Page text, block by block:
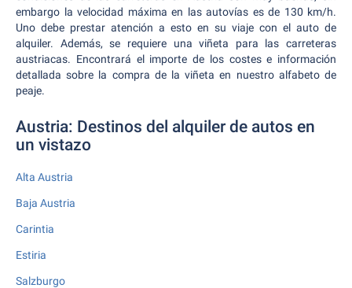
embargo la velocidad máxima en las autovías es de 130 km/h.
Uno debe prestar atención a esto en su viaje con el auto de
alquiler. Además, se requiere una viñeta para las carreteras
austriacas. Encontrará el importe de los costes e información
detallada sobre la compra de la viñeta en nuestro alfabeto de
peaje.
Austria: Destinos del alquiler de autos en
un vistazo
Alta Austria
Baja Austria
Carintia
Estiria
Salzburgo